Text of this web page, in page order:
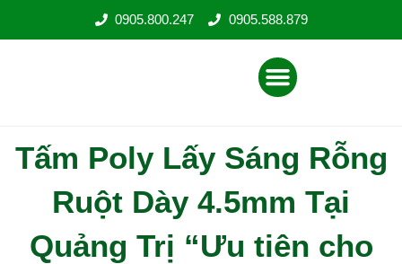
0905.800.247 0905.588.879
Menu
Tấm Poly Lấy Sáng Rỗng
Ruột Dày 4.5mm Tại
Quảng Trị “Ưu tiên cho